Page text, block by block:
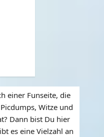
einer Funseite, die
Witze und
Dann bist Du hier
es eine Vielzahl an